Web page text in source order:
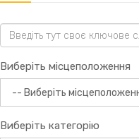
Виберіть місцеположення
Виберіть категорію